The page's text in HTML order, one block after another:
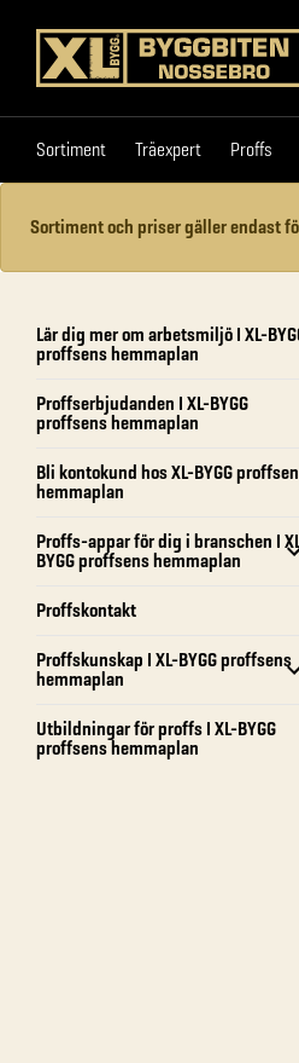
Sortiment Träexpert Proffs
Sortiment Träexpert
Sortiment och priser gäller endast
Lär dig mer om arbetsmiljö I XL-
proffsens hemmaplan
Proffserbjudanden I XL-BYGG
proffsens hemmaplan
Bli kontokund hos XL-BYGG
hemmaplan
Proffs-appar för dig i branschen I
BYGG proffsens hemmaplan
Proffskontakt
Proffskunskap I XL-BYGG proffsens
hemmaplan
Utbildningar för proffs I XL-BYGG
proffsens hemmaplan